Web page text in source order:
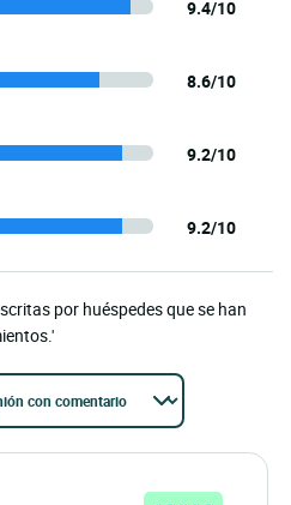
9.4/10
8.6/10
9.2/10
9.2/10
por huéspedes que se han